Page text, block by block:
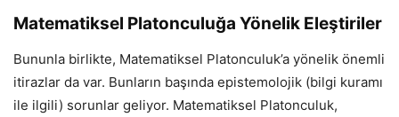
Matematiksel Platonculuğa Yönelik Eleştiriler
Bununla birlikte, Matematiksel Platonculuk’a yönelik önemli
itirazlar da var. Bunların başında epistemolojik (bilgi kuramı
ile ilgili) sorunlar geliyor. Matematiksel Platonculuk,